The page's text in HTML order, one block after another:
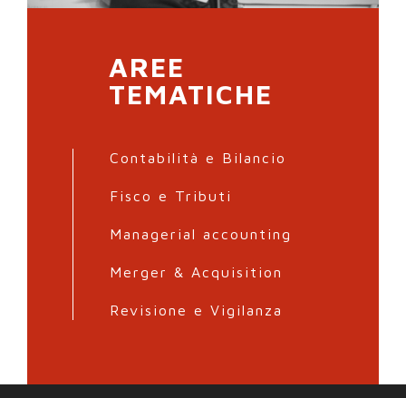
AREE
TEMATICHE
Contabilità e Bilancio
Fisco e Tributi
Managerial accounting
Merger & Acquisition
Revisione e Vigilanza